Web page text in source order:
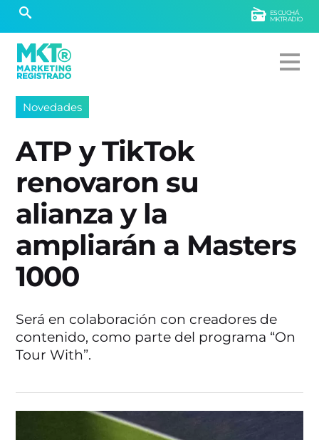
ESCUCHÁ
MKTRADIO
Novedades
ATP y TikTok
renovaron su
alianza y la
ampliarán a Masters
1000
Será en colaboración con creadores de
contenido, como parte del programa “On
Tour With”.